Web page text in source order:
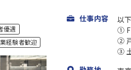
優遇
経験者歓迎
仕事内容
以
①
②
③